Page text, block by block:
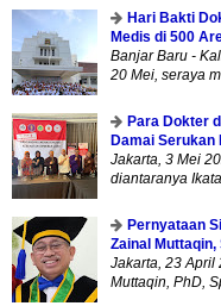
Hari Bakti
Medis di 500
Banjar Baru -
20 Mei, seraya
Para Dokter
Damai Serukan
Jakarta, 3 Mei
diantaranya
Pernyataan
Zainal
Jakarta, 23 April
Muttaqin, PhD,